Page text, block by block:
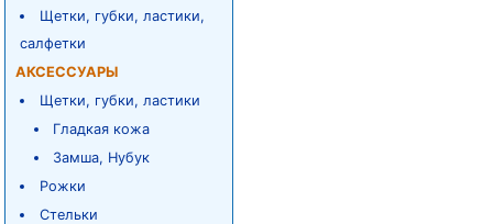
Щетки, губки, ластики,
салфетки
АКСЕССУАРЫ
Щетки, губки, ластики
Гладкая кожа
Замша, Нубук
Рожки
Стельки